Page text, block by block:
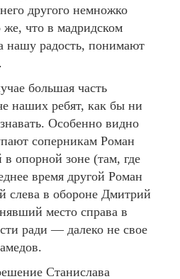
другого немножко
что в мадридском
нашу радость, понимают
большая часть
наших ребят, как бы ни
Особенно видно
соперникам Роман
зоне (там, где
время другой Роман
в обороне Дмитрий
место справа в
ради — далеко не свое
Станислава